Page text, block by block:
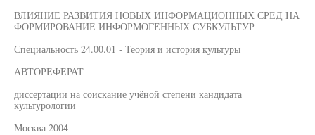
ВЛИЯНИЕ РАЗВИТИЯ НОВЫХ ИНФОРМАЦИОННЫХ СРЕД НА
ФОРМИРОВАНИЕ ИНФОРМОГЕННЫХ СУБКУЛЬТУР
Специальность 24.00.01 - Теория и история культуры
АВТОРЕФЕРАТ
диссертации на соискание учёной степени кандидата
культурологии
Москва 2004